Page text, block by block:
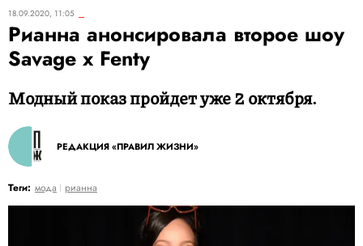
18.09.2020, 11:05
Рианна анонсировала второе шоу
Savage x Fenty
Модный показ пройдет уже 2 октября.
РЕДАКЦИЯ «ПРАВИЛ ЖИЗНИ»
Теги: мода рианна